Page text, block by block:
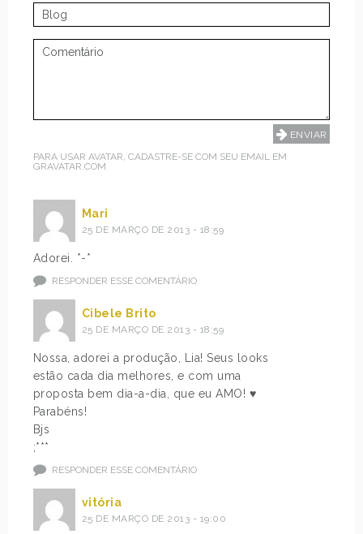
PARA USAR AVATAR, CADASTRE-SE COM SEU EMAIL EM
GRAVATAR.COM
Mari
25 DE MARÇO DE 2013 - 18:59
Adorei. *-*
RESPONDER ESSE COMENTÁRIO
Cibele Brito
25 DE MARÇO DE 2013 - 18:59
Nossa, adorei a produção, Lia! Seus looks
estão cada dia melhores, e com uma
proposta bem dia-a-dia, que eu AMO! ♥
Parabéns!
Bjs
;***
RESPONDER ESSE COMENTÁRIO
vitória
25 DE MARÇO DE 2013 - 19:00